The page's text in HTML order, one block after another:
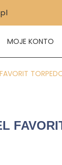
MOJE KONTO